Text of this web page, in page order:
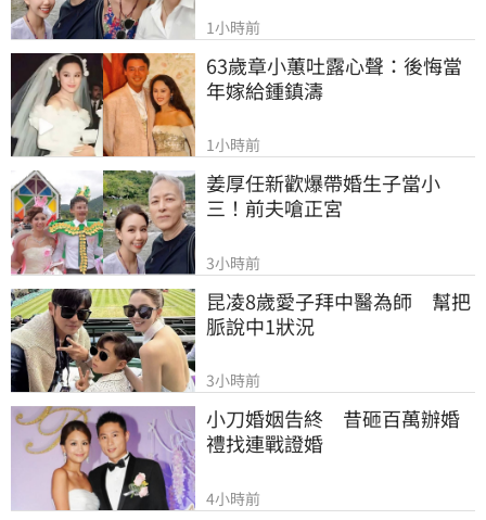
1小時前
63歲章小蕙吐露心聲：後悔當
年嫁給鍾鎮濤
1小時前
姜厚任新歡爆帶婚生子當小
三！前夫嗆正宮
3小時前
昆凌8歲愛子拜中醫為師　幫把
脈說中1狀況
3小時前
小刀婚姻告終　昔砸百萬辦婚
禮找連戰證婚
4小時前